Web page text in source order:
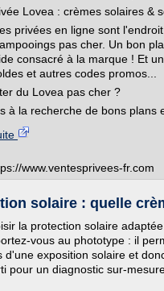
Lovea : crèmes solaires &
privées en ligne sont
pas cher. Un bon
consacré à la marque ! Et
et autres codes promos...
du Lovea pas cher ?
à la recherche de bons plans
www.ventesprivees-fr.com
solaire : quelle
la protection solaire
vous au phototype : il
d'une exposition solaire et
pour un diagnostic sur-